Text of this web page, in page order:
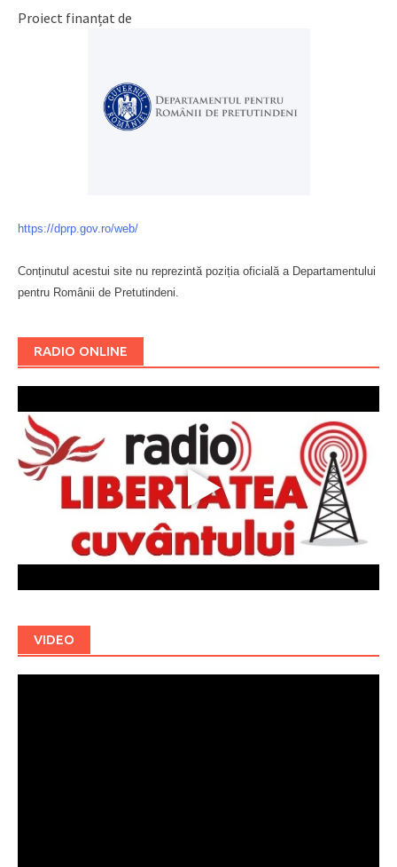
Proiect finanțat de
https://dprp.gov.ro/web/
Conținutul acestui site nu reprezintă poziția oficială a Departamentului
pentru Românii de Pretutindeni.
RADIO ONLINE
VIDEO